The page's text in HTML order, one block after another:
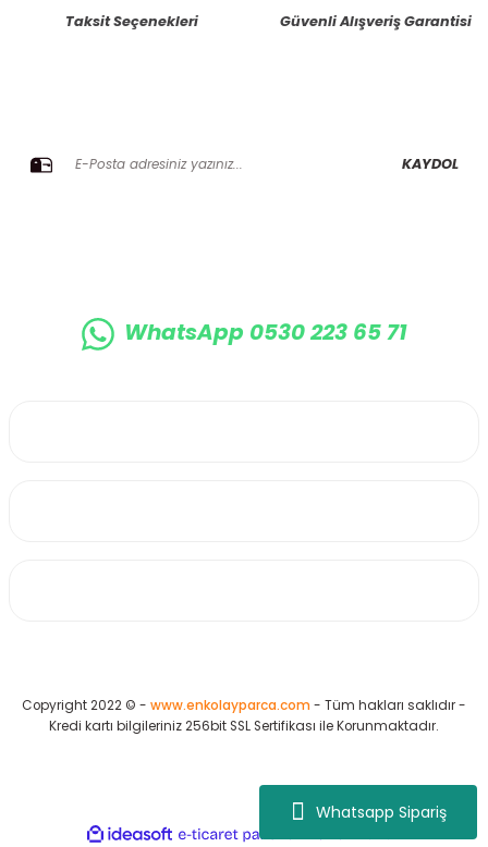
Whatsapp Sipariş
Ürün bilgilerinde hatalar bulunuyor.
Taksit Seçenekleri Güvenli Alışveriş Garantisi
KAYDOL
WhatsApp 0530 223 65 71
Copyright 2022 © - www.enkolayparca.com - Tüm hakları saklıdır -
Kredi kartı bilgileriniz 256bit SSL Sertifikası ile Korunmaktadır.
ideasoft